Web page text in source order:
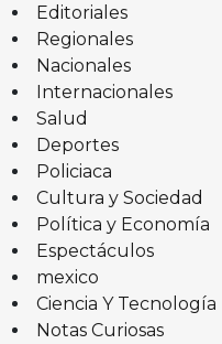
Editoriales
Regionales
Nacionales
Internacionales
Salud
Deportes
Policiaca
Cultura y Sociedad
Política y Economía
Espectáculos
mexico
Ciencia Y Tecnología
Notas Curiosas